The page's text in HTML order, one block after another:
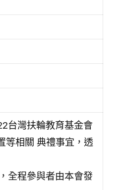
台灣扶輪教育基金會
等相關 典禮事宜，透
全程參與者由本會發